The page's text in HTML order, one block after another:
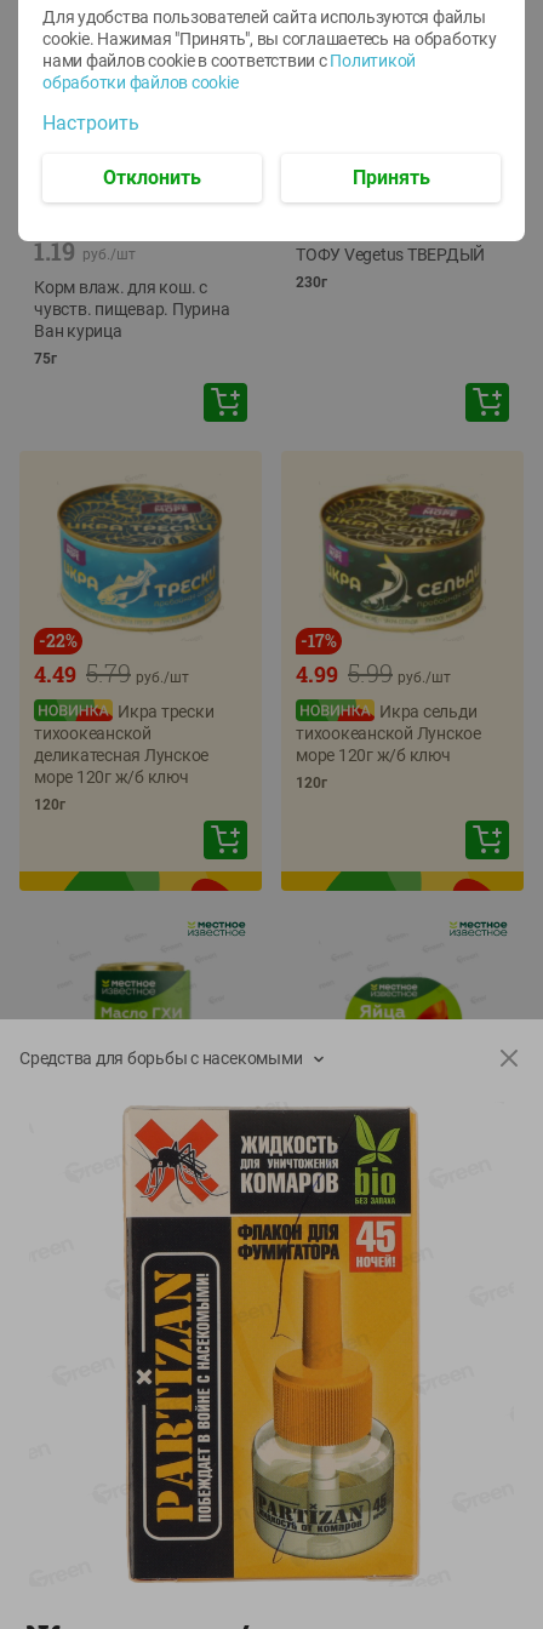
1.19 руб./шт
Корм влаж. для кош. с
чувств. пищевар. Пурина
Ван курица
75г
ТОФУ Vegetus ТВЕРДЫЙ
230г
-22%
5.79
4.49 руб./шт
Икра трески
тихоокеанской
деликатесная Лунское
море 120г ж/б ключ
120г
-17%
5.99
4.99 руб./шт
Икра сельди
тихоокеанской Лунское
море 120г ж/б ключ
120г
13.99 руб./шт
Масло Топленое ГХИ
Местное Известное 99%
6.89
5.99
Яйца перепелиные
копченые Молодецкие
Местное известное 20 шт
упак Солигорска п/ф
20шт в уп
Показано 1-14 из 79
Показать 15-28 из 79
Каталог товаров
Средства для борьбы с насекомыми
Для удобства пользователей сайта используются файлы
cookie. Нажимая "Принять", вы соглашаетесь на обработку
нами файлов cookie в соответствии с Политикой
обработки файлов cookie
Настроить
Отклонить Принять